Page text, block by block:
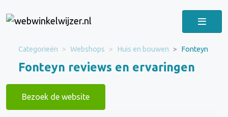
Categorieën Webshops Huis en bouwen Fonteyn
Fonteyn reviews en ervaringen
Bezoek de website